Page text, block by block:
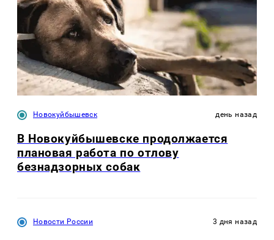
Новокуйбышевск день назад
В Новокуйбышевске продолжается
плановая работа по отлову
безнадзорных собак
Новости России 3 дня назад